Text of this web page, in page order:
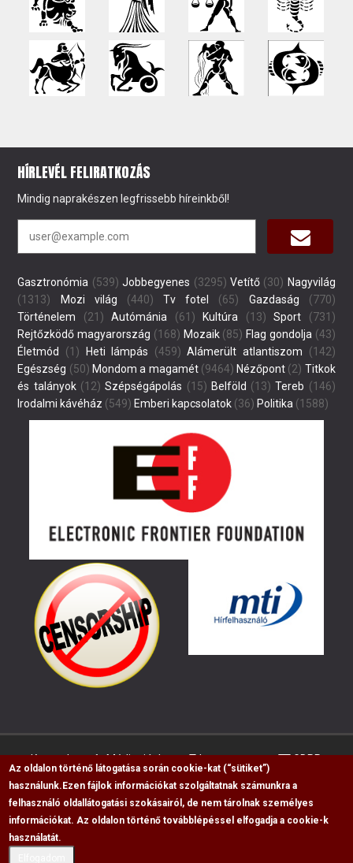
HÍRLEVÉL FELIRATKOZÁS
Mindig naprakészen legfrissebb híreinkből!
Gasztronómia (539) Jobbegyenes (3295) Vetítő(30) Nagyvilág
(1313)
Mozi világ (440) Tv fotel (65) Gazdaság (770)
Történelem (21) Autómánia (61) Kultúra (13) Sport (731)
Rejtőzködő magyarország (168) Mozaik(85) Flag gondolja (43)
Életmód
(1) Heti lámpás (459) Alámerült atlantiszom (142)
Egészség (50) Mondom a magamét(9464) Nézőpont (2) Titkok
és talányok(12) Szépségápolás (15) Belföld (13) Tereb (146)
Irodalmi kávéház (549) Emberi kapcsolatok (36) Politika (1588)
Kapcsolat Médiaajánlat Impresszum GDPR
RSS
Copyright © 2009-2026, Flag Polgári Magazin saját
Az oldalon történő látogatása során cookie-kat (“sütiket”)
használunk. Ezen fájlok információkat szolgáltatnak számunkra a
felhasználó oldallátogatási szokásairól, de nem tárolnak személyes
információkat. Az oldalon történő továbblépéssel elfogadja a cookie-k
használatát.